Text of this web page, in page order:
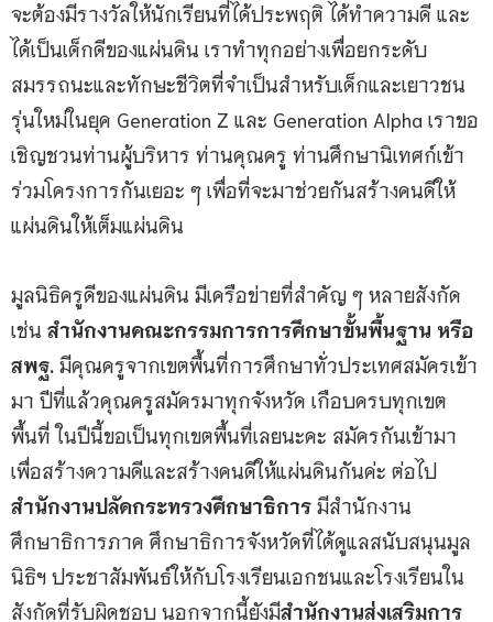
จะต้องมีรางวัลให้นักเรียนที่ได้ประพฤติ ได้ทำความดี และ
ได้เป็นเด็กดีของแผ่นดิน เราทำทุกอย่างเพื่อยกระดับ
สมรรถนะและทักษะชีวิตที่จำเป็นสำหรับเด็กและเยาวชน
รุ่นใหม่ในยุค Generation Z และ Generation Alpha เราขอ
เชิญชวนท่านผู้บริหาร ท่านคุณครู ท่านศึกษานิเทศก์เข้า
ร่วมโครงการกันเยอะ ๆ เพื่อที่จะมาช่วยกันสร้างคนดีให้
แผ่นดินให้เต็มแผ่นดิน
มูลนิธิครูดีของแผ่นดิน มีเครือข่ายที่สำคัญ ๆ หลายสังกัด
เช่น สำนักงานคณะกรรมการการศึกษาขั้นพื้นฐาน หรือ
สพฐ. มีคุณครูจากเขตพื้นที่การศึกษาทั่วประเทศสมัครเข้า
มา ปีที่แล้วคุณครูสมัครมาทุกจังหวัด เกือบครบทุกเขต
พื้นที่ ในปีนี้ขอเป็นทุกเขตพื้นที่เลยนะคะ สมัครกันเข้ามา
เพื่อสร้างความดีและสร้างคนดีให้แผ่นดินกันค่ะ ต่อไป
สำนักงานปลัดกระทรวงศึกษาธิการ มีสำนักงาน
ศึกษาธิการภาค ศึกษาธิการจังหวัดที่ได้ดูแลสนับสนุนมูล
นิธิฯ ประชาสัมพันธ์ให้กับโรงเรียนเอกชนและโรงเรียนใน
สังกัดที่รับผิดชอบ นอกจากนี้ยังมีสำนักงานส่งเสริมการ